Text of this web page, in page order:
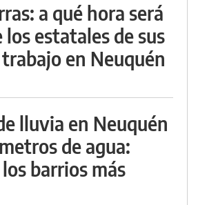
a qué hora será
estatales de sus
en Neuquén
lluvia en Neuquén
de agua:
barrios más